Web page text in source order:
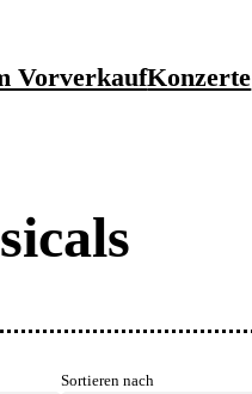
VorverkaufKonzerte
Sortieren nach